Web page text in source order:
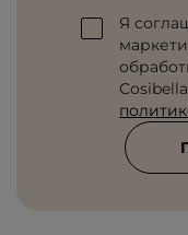
Я